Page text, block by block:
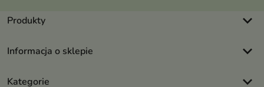
Produkty keyboard_arrow_down
Informacja o sklepie keyboard_arrow_down
Kategorie keyboard_arrow_down